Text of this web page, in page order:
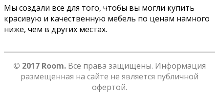
Мы создали все для того, чтобы вы могли купить
красивую и качественную мебель по ценам намного
ниже, чем в других местах.
© 2017 Room. Все права защищены. Информация
размещенная на сайте не является публичной
офертой.